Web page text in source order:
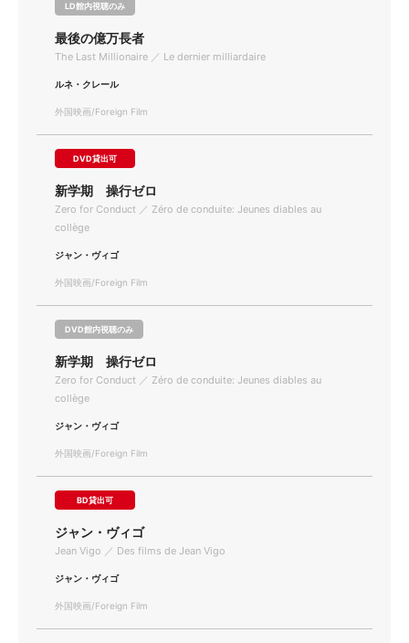
LD館内視聴のみ
最後の億万長者
The Last Millionaire ／ Le dernier milliardaire
ルネ・クレール
外国映画/Foreign Film
DVD貸出可
新学期 操行ゼロ
Zero for Conduct ／ Zéro de conduite: Jeunes diables au
collège
ジャン・ヴィゴ
外国映画/Foreign Film
DVD館内視聴のみ
新学期 操行ゼロ
Zero for Conduct ／ Zéro de conduite: Jeunes diables au
collège
ジャン・ヴィゴ
外国映画/Foreign Film
BD貸出可
ジャン・ヴィゴ
Jean Vigo ／ Des films de Jean Vigo
ジャン・ヴィゴ
外国映画/Foreign Film